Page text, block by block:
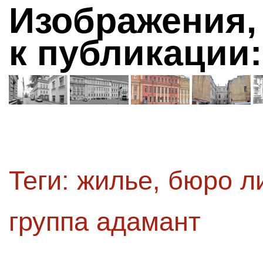
к публикации:
Теги: жилье, бюро
группа адамант